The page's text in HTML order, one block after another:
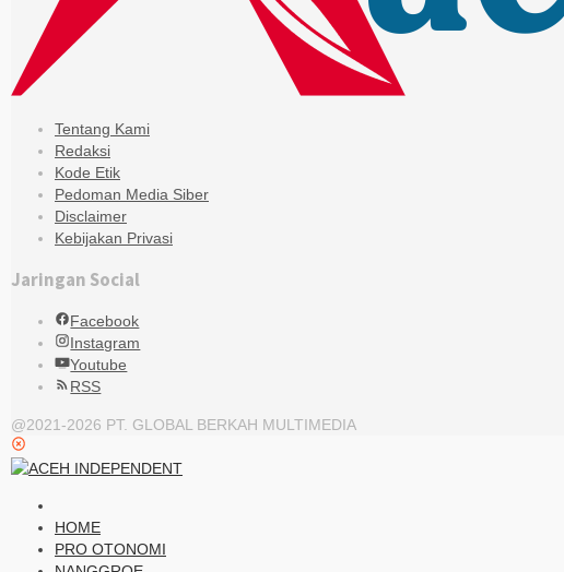
Tentang Kami
Redaksi
Kode Etik
Pedoman Media Siber
Disclaimer
Kebijakan Privasi
Jaringan Social
Facebook
Instagram
Youtube
RSS
@2021-2026 PT. GLOBAL BERKAH MULTIMEDIA
HOME
PRO OTONOMI